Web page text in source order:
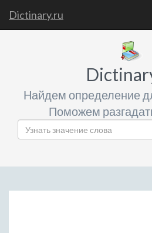
Dictinary.ru
Найдем определение
Поможем